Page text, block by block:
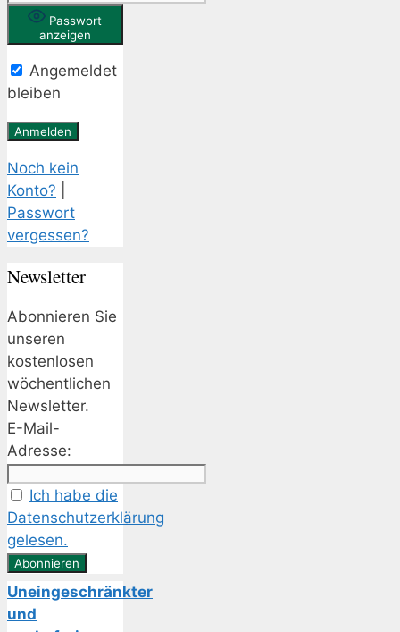
Passwort
anzeigen
Angemeldet
bleiben
Noch kein
Konto?
Passwort
vergessen?
Newsletter
Abonnieren Sie
unseren
kostenlosen
wöchentlichen
Newsletter.
E-Mail-
Adresse:
Ich habe die
Datenschutzerklärung
gelesen.
Uneingeschränkter
und